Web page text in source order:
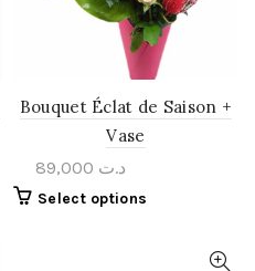
Bouquet Éclat de Saison +
Vase
د.ت
Select options